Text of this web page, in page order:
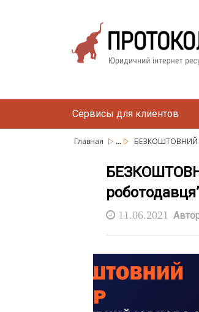
Сервисы для клиентов
Главная ... БЕЗКОШТОВНИЙ
11.06.2021